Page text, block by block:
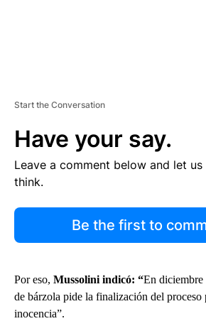
Start the Conversation
Have your say.
Leave a comment below and let
think.
Be the first to
Por eso, Mussolini indicó: “En diciembre
de bárzola pide la finalización del proceso
inocencia”.